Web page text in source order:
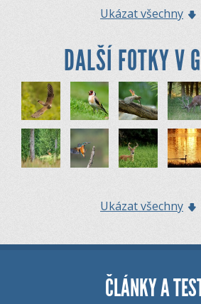
Ukázat všechny
DALŠÍ FOTKY V
Ukázat všechny
ČLÁNKY A